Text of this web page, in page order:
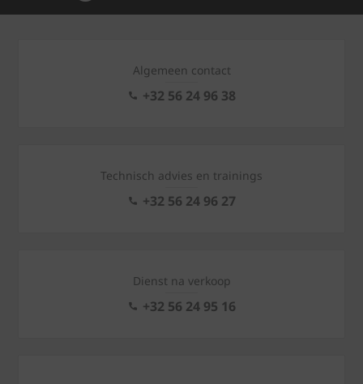
Algemeen contact
+32 56 24 96 38
Technisch advies en trainings
+32 56 24 96 27
Dienst na verkoop
+32 56 24 95 16